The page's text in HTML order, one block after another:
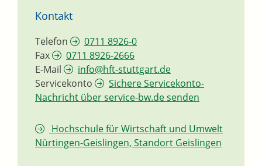
Kontakt
Telefon
0711 8926-0
Fax
0711 8926-2666
E-Mail
info@hft-stuttgart.de
Servicekonto
Sichere Servicekonto-
Nachricht über service-bw.de senden
Hochschule für Wirtschaft und Umwelt
Nürtingen-Geislingen, Standort Geislingen